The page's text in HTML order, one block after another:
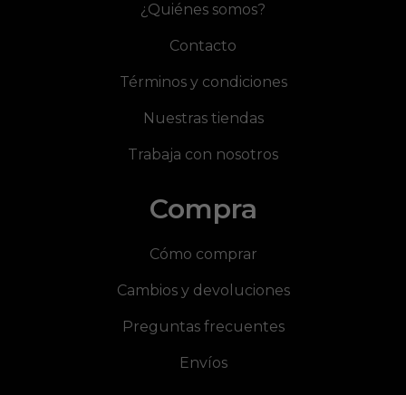
¿Quiénes somos?
Contacto
Términos y condiciones
Nuestras tiendas
Trabaja con nosotros
Compra
Cómo comprar
Cambios y devoluciones
Preguntas frecuentes
Envíos